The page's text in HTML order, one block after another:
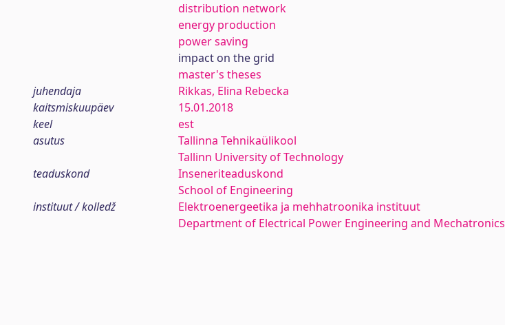
distribution network
energy production
power saving
impact on the grid
master's theses
juhendaja
Rikkas, Elina Rebecka
kaitsmiskuupäev
15.01.2018
keel
est
asutus
Tallinna Tehnikaülikool
Tallinn University of Technology
teaduskond
Inseneriteaduskond
School of Engineering
instituut / kolledž
Elektroenergeetika ja mehhatroonika instituut
Department of Electrical Power Engineering and Mechatronics